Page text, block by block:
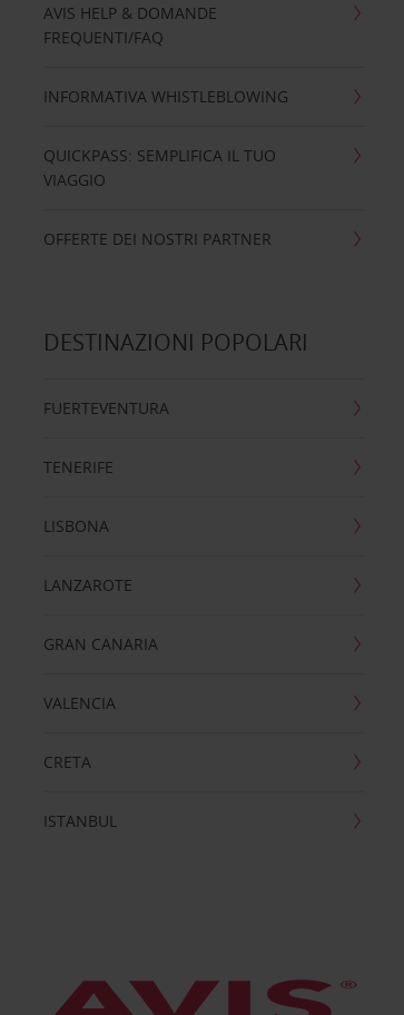
AVIS HELP & DOMANDE
FREQUENTI/FAQ
INFORMATIVA WHISTLEBLOWING
QUICKPASS: SEMPLIFICA IL TUO
VIAGGIO
OFFERTE DEI NOSTRI PARTNER
DESTINAZIONI POPOLARI
FUERTEVENTURA
TENERIFE
LISBONA
LANZAROTE
GRAN CANARIA
VALENCIA
CRETA
ISTANBUL